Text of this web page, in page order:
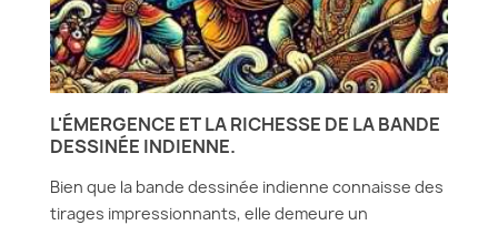
L'ÉMERGENCE ET LA RICHESSE DE LA BANDE
DESSINÉE INDIENNE.
Bien que la bande dessinée indienne connaisse des
tirages impressionnants, elle demeure un